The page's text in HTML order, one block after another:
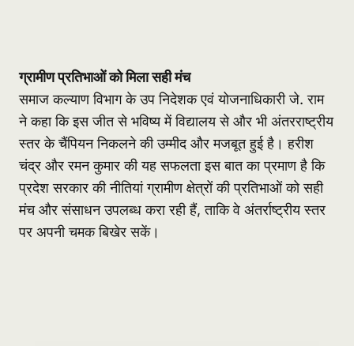
ग्रामीण प्रतिभाओं को मिला सही मंच
समाज कल्याण विभाग के उप निदेशक एवं योजनाधिकारी जे. राम
ने कहा कि इस जीत से भविष्य में विद्यालय से और भी अंतरराष्ट्रीय
स्तर के चैंपियन निकलने की उम्मीद और मजबूत हुई है। हरीश
चंद्र और रमन कुमार की यह सफलता इस बात का प्रमाण है कि
प्रदेश सरकार की नीतियां ग्रामीण क्षेत्रों की प्रतिभाओं को सही
मंच और संसाधन उपलब्ध करा रही हैं, ताकि वे अंतर्राष्ट्रीय स्तर
पर अपनी चमक बिखेर सकें।